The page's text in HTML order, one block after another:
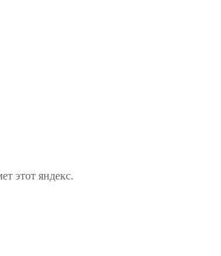
этот яндекс.